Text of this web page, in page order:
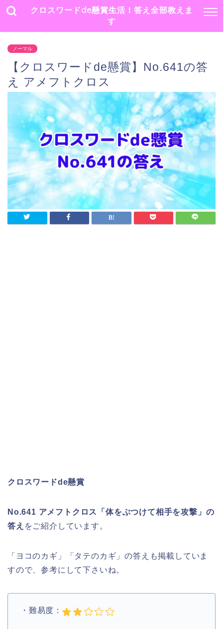
クロスワードde懸賞生活！答え全部教えま
す
ノーマル
【クロスワードde懸賞】No.641の答
え アメフトクロス
クロスワードde懸賞
No.641 アメフトクロス「体をぶつけて相手を攻撃」の
答え をご紹介しています。
「ヨコのカギ」「タテのカギ」の答えも掲載していま
すので、参考にして下さいね。
・難易度：